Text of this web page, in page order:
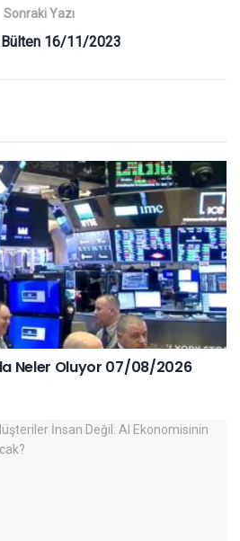
Sonraki Yazı
16/11/2023
Neler Oluyor 07/08/2026